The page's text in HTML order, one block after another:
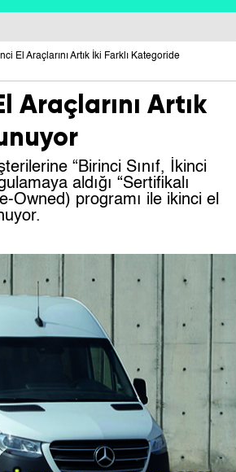
El Araçlarını Artık İki Farklı Kategoride
Araçlarını Artık
“Birinci Sınıf, İkinci
aldığı “Sertifikalı
Owned) programı ile ikinci el